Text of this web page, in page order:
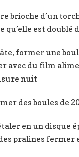
brioche d’un
qu’elle est doublé
former une
avec du film
nuit
des boules de
en un disque
pralines fermer